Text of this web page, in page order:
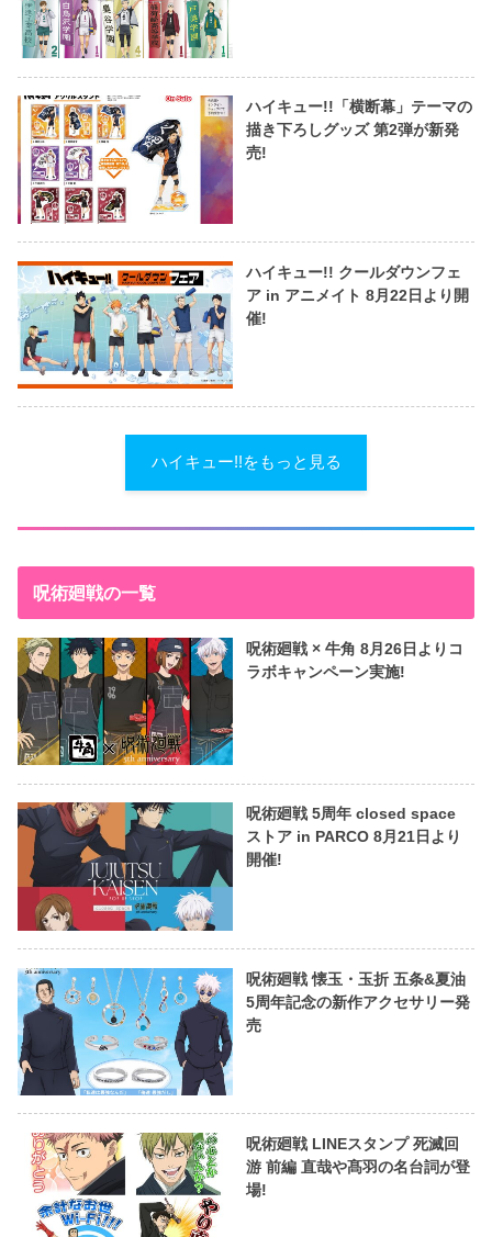
ハイキュー!!「横断幕」テーマの
描き下ろしグッズ 第2弾が新発
売!
ハイキュー!! クールダウンフェ
ア in アニメイト 8月22日より開
催!
ハイキュー!!をもっと見る
呪術廻戦の一覧
呪術廻戦 × 牛角 8月26日よりコ
ラボキャンペーン実施!
呪術廻戦 5周年 closed space
ストア in PARCO 8月21日より
開催!
呪術廻戦 懐玉・玉折 五条&夏油
5周年記念の新作アクセサリー発
売
呪術廻戦 LINEスタンプ 死滅回
游 前編 直哉や髙羽の名台詞が登
場!